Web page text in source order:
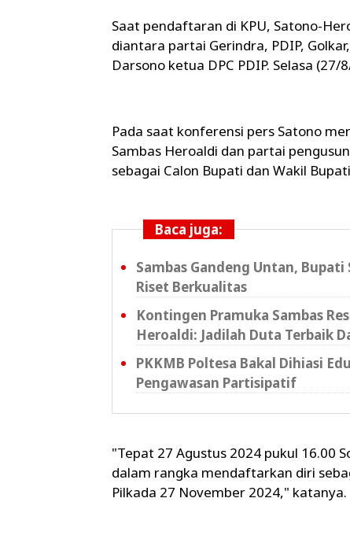
Saat pendaftaran di KPU, Satono-
diantara partai Gerindra, PDIP,
Darsono ketua DPC PDIP. Selasa (27/
Pada saat konferensi pers Satono
Sambas Heroaldi dan partai
sebagai Calon Bupati dan Wakil
Baca juga:
Sambas Gandeng Untan,
Riset Berkualitas
Kontingen Pramuka Sambas
Heroaldi: Jadilah Duta Terbaik
PKKMB Poltesa Bakal Dihiasi
Pengawasan Partisipatif
"Tepat 27 Agustus 2024 pukul 16.00
dalam rangka mendaftarkan diri
Pilkada 27 November 2024," katanya.